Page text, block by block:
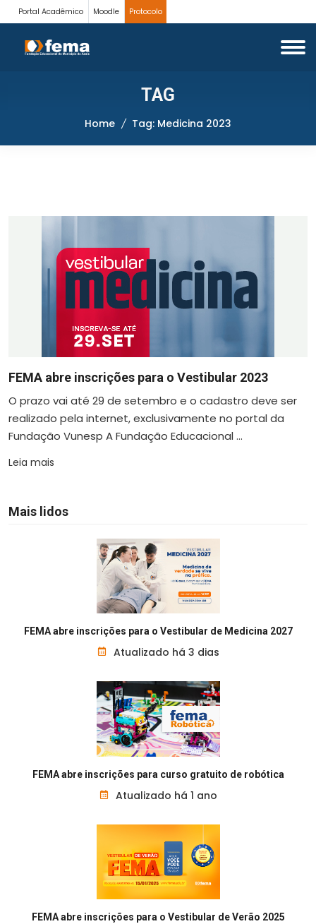
Portal Acadêmico Moodle Protocolo
TAG
Home Tag: Medicina 2023
FEMA abre inscrições para o Vestibular 2023
O prazo vai até 29 de setembro e o cadastro deve ser
realizado pela internet, exclusivamente no portal da
Fundação Vunesp A Fundação Educacional ...
Leia mais
Mais lidos
FEMA abre inscrições para o Vestibular de Medicina 2027
Atualizado há 3 dias
FEMA abre inscrições para curso gratuito de robótica
Atualizado há 1 ano
FEMA abre inscrições para o Vestibular de Verão 2025